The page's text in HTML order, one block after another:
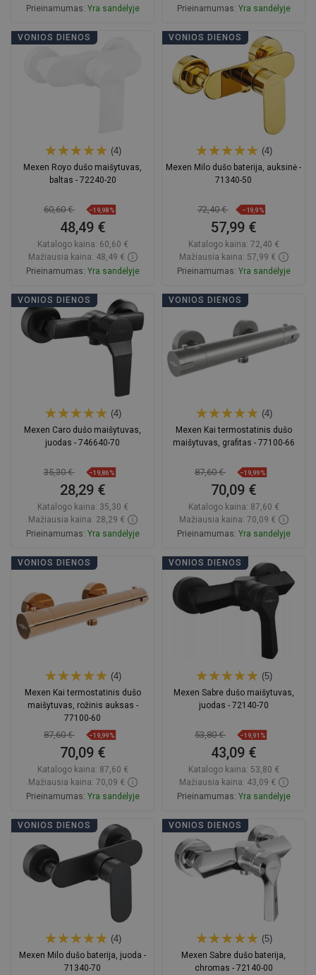
Prieinamumas: Yra sandėlyje
Į krepšelį
Prieinamumas: Yra sandėlyje
Į krepšelį
favorite_border Mėgstami
Palyginti
VONIOS DIENOS
(4)
Mexen Royo dušo maišytuvas,
baltas - 72240-20
60,60 € −19,98%
48,49 €
Katalogo kaina: 60,60 €
Mažiausia kaina: 48,49 €
Prieinamumas: Yra sandėlyje
Į krepšelį
Palyginti
VONIOS DIENOS
(4)
Mexen Milo dušo baterija, auksinė -
71340-50
72,40 € −19,9%
57,99 €
Katalogo kaina: 72,40 €
Mažiausia kaina: 57,99 €
Prieinamumas: Yra sandėlyje
Į krepšelį
favorite_border Mėgstami
VONIOS DIENOS
(4)
Mexen Caro dušo maišytuvas,
juodas - 746640-70
35,30 € −19,86%
28,29 €
Katalogo kaina: 35,30 €
Mažiausia kaina: 28,29 €
Prieinamumas: Yra sandėlyje
Į krepšelį
favorite_border Mėgstami
VONIOS DIENOS
(4)
Mexen Kai termostatinis dušo
maišytuvas, grafitas - 77100-66
87,60 € −19,99%
70,09 €
Katalogo kaina: 87,60 €
Mažiausia kaina: 70,09 €
Prieinamumas: Yra sandėlyje
Į krepšelį
favorite_border Mėgstami
Palyginti
VONIOS DIENOS
(4)
Mexen Kai termostatinis dušo
maišytuvas, rožinis auksas -
77100-60
87,60 € −19,99%
70,09 €
Katalogo kaina: 87,60 €
Mažiausia kaina: 70,09 €
Prieinamumas: Yra sandėlyje
Į krepšelį
favorite_border Mėgstami
Palyginti
VONIOS DIENOS
(5)
Mexen Sabre dušo maišytuvas,
juodas - 72140-70
53,80 € −19,91%
43,09 €
Katalogo kaina: 53,80 €
Mažiausia kaina: 43,09 €
Prieinamumas: Yra sandėlyje
Į krepšelį
favorite_border Mėgstami
Palyginti
VONIOS DIENOS
(4)
Mexen Milo dušo baterija, juoda -
71340-70
VONIOS DIENOS
(5)
Mexen Sabre dušo baterija,
chromas - 72140-00